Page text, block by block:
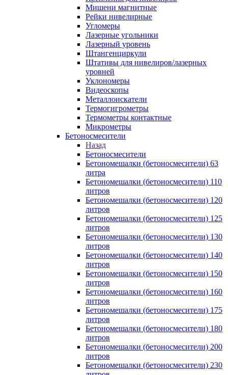
Мишени магнитные
Рейки нивелирные
Угломеры
Лазерные угольники
Лазерный уровень
Штангенциркули
Штативы для нивелиров/лазерных
уровней
Уклономеры
Видеоскопы
Металлоискатели
Термогигрометры
Термометры контактные
Микрометры
Бетоносмесители
Назад
Бетоносмесители
Бетономешалки (бетоносмесители) 63
литра
Бетономешалки (бетоносмесители) 110
литров
Бетономешалки (бетоносмесители) 120
литров
Бетономешалки (бетоносмесители) 125
литров
Бетономешалки (бетоносмесители) 130
литров
Бетономешалки (бетоносмесители) 140
литров
Бетономешалки (бетоносмесители) 150
литров
Бетономешалки (бетоносмесители) 160
литров
Бетономешалки (бетоносмесители) 175
литров
Бетономешалки (бетоносмесители) 180
литров
Бетономешалки (бетоносмесители) 200
литров
Бетономешалки (бетоносмесители) 230